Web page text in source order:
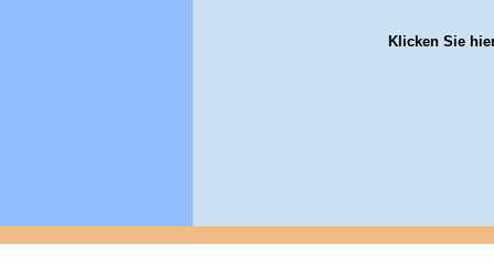
Klicken Sie